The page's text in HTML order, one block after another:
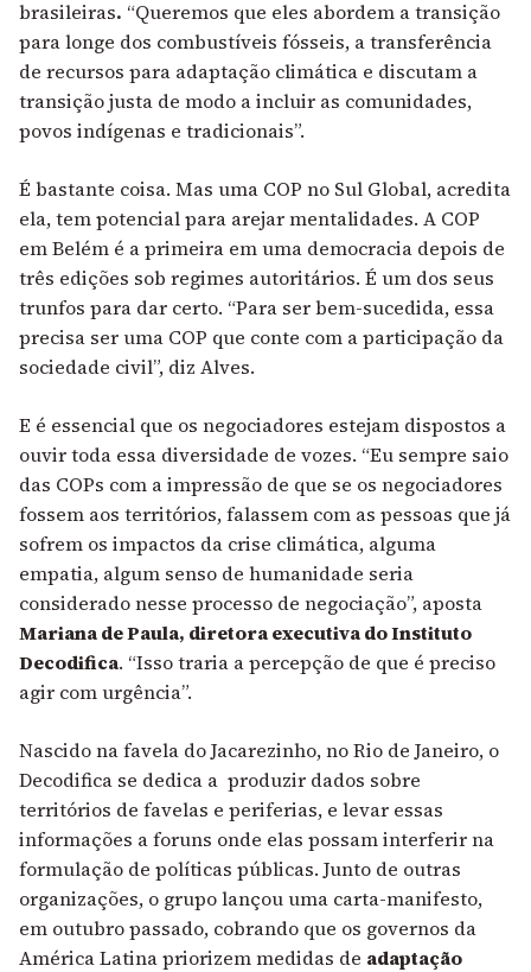
brasileiras. “Queremos que eles abordem a transição
para longe dos combustíveis fósseis, a transferência
de recursos para adaptação climática e discutam a
transição justa de modo a incluir as comunidades,
povos indígenas e tradicionais”.
É bastante coisa. Mas uma COP no Sul Global, acredita
ela, tem potencial para arejar mentalidades. A COP
em Belém é a primeira em uma democracia depois de
três edições sob regimes autoritários. É um dos seus
trunfos para dar certo. “Para ser bem-sucedida, essa
precisa ser uma COP que conte com a participação da
sociedade civil”, diz Alves.
E é essencial que os negociadores estejam dispostos a
ouvir toda essa diversidade de vozes. “Eu sempre saio
das COPs com a impressão de que se os negociadores
fossem aos territórios, falassem com as pessoas que já
sofrem os impactos da crise climática, alguma
empatia, algum senso de humanidade seria
considerado nesse processo de negociação”, aposta
Mariana de Paula, diretora executiva do Instituto
Decodifica. “Isso traria a percepção de que é preciso
agir com urgência”.
Nascido na favela do Jacarezinho, no Rio de Janeiro, o
Decodifica se dedica a produzir dados sobre
territórios de favelas e periferias, e levar essas
informações a foruns onde elas possam interferir na
formulação de políticas públicas. Junto de outras
organizações, o grupo lançou uma carta-manifesto,
em outubro passado, cobrando que os governos da
América Latina priorizem medidas de adaptação